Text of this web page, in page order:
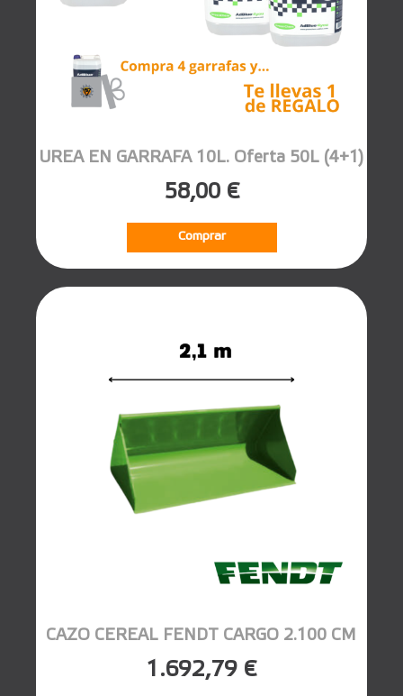
UREA EN GARRAFA 10L. Oferta 50L (4+1)
58,00 €
Comprar
CAZO CEREAL FENDT CARGO 2.100 CM
1.692,79 €